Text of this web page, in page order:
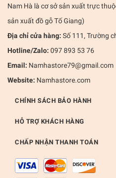
Nam Hà là cơ sở sản xuất trực
sản xuất đồ gỗ Tố Giang)
Địa chỉ cửa hàng: Số 111, Trường
Hotline/Zalo: 097 893 53 76
Email: Namhastore79@gmail.com
Website: Namhastore.com
CHÍNH SÁCH BẢO HÀNH
HỖ TRỢ KHÁCH HÀNG
CHẤP NHẬN THANH TOÁN